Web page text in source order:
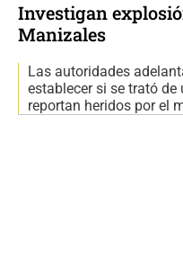
Investigan
Manizales
Las autoridades
establecer si se trató
reportan heridos por el